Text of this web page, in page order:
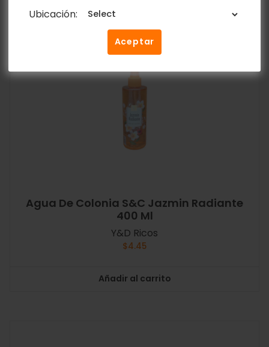
Ubicación:
Aceptar
Agua De Colonia S&C Jazmin Radiante
400 Ml
Y&D Ricos
$4.45
Añadir al carrito